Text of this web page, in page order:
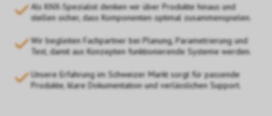
Als KNX-Spezialist denken wir über Produkte hinaus und
stellen sicher, dass Komponenten optimal zusammenspielen.
Wir begleiten Fachpartner bei Planung, Parametrierung und
Test, damit aus Konzepten funktionierende Systeme werden.
Unsere Erfahrung im Schweizer Markt sorgt für passende
Produkte, klare Dokumentation und verlässlichen Support.